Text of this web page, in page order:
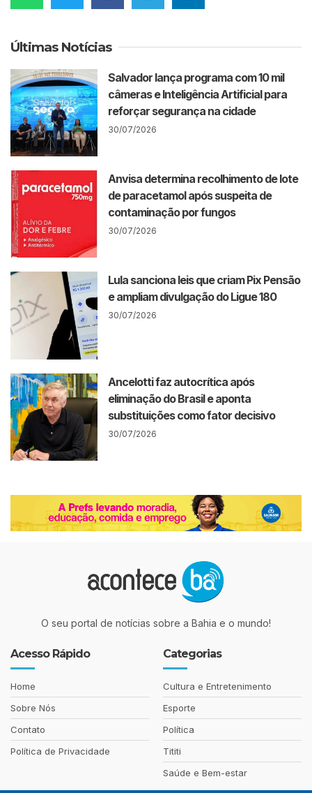
Últimas Notícias
Salvador lança programa com 10 mil
câmeras e Inteligência Artificial para
reforçar segurança na cidade
30/07/2026
Anvisa determina recolhimento de lote
de paracetamol após suspeita de
contaminação por fungos
30/07/2026
Lula sanciona leis que criam Pix Pensão
e ampliam divulgação do Ligue 180
30/07/2026
Ancelotti faz autocrítica após
eliminação do Brasil e aponta
substituições como fator decisivo
30/07/2026
O seu portal de notícias sobre a Bahia e o mundo!
Acesso Rápido
Home
Sobre Nós
Contato
Política de Privacidade
Categorias
Cultura e Entretenimento
Esporte
Política
Tititi
Saúde e Bem-estar